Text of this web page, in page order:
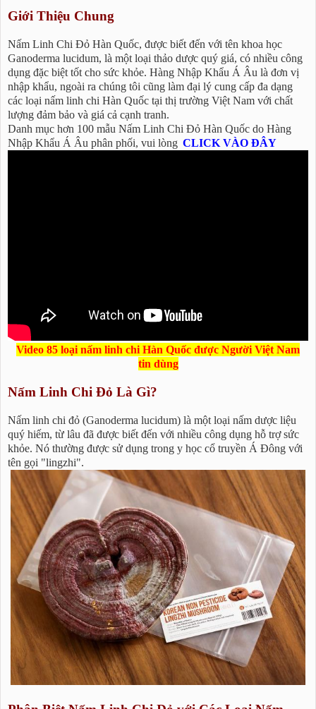
Giới Thiệu Chung
Nấm Linh Chi Đỏ Hàn Quốc, được biết đến với tên khoa học
Ganoderma lucidum, là một loại thảo dược quý giá, có nhiều công
dụng đặc biệt tốt cho sức khỏe. Hàng Nhập Khẩu Á Âu là đơn vị
nhập khẩu, ngoài ra chúng tôi cũng làm đại lý cung cấp đa dạng
các loại nấm linh chi Hàn Quốc tại thị trường Việt Nam với chất
lượng đảm bảo và giá cả cạnh tranh.
Danh mục hơn 100 mẫu Nấm Linh Chi Đỏ Hàn Quốc do Hàng
Nhập Khẩu Á Âu phân phối, vui lòng CLICK VÀO ĐÂY
Video 85 loại nấm linh chi Hàn Quốc được Người Việt Nam
tin dùng
Nấm Linh Chi Đỏ Là Gì?
Nấm linh chi đỏ (Ganoderma lucidum) là một loại nấm dược liệu
quý hiếm, từ lâu đã được biết đến với nhiều công dụng hỗ trợ sức
khỏe. Nó thường được sử dụng trong y học cổ truyền Á Đông với
tên gọi "lingzhi".